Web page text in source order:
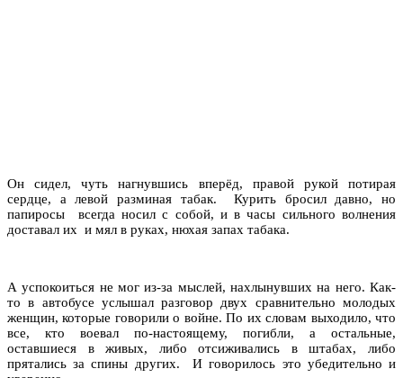
Он сидел, чуть нагнувшись вперёд, правой рукой потирая
сердце, а левой разминая табак. Курить бросил давно, но
папиросы всегда носил с собой, и в часы сильного волнения
доставал их и мял в руках, нюхая запах табака.
А успокоиться не мог из-за мыслей, нахлынувших на него. Как-
то в автобусе услышал разговор двух сравнительно молодых
женщин, которые говорили о войне. По их словам выходило, что
все, кто воевал по-настоящему, погибли, а остальные,
оставшиеся в живых, либо отсиживались в штабах, либо
прятались за спины других. И говорилось это убедительно и